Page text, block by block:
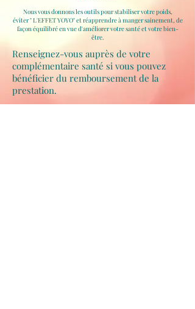
Nous vous donnons les outils pour stabiliser votre poids,
éviter " L'EFFET YOYO" et réapprendre à manger sainement, de
façon équilibréen vue d'améliorer votre santé et votre bien-
être.
Renseignez-vous auprès de votre
complémentaire santé si vous pouvez
bénéficier du remboursement de la
prestation.